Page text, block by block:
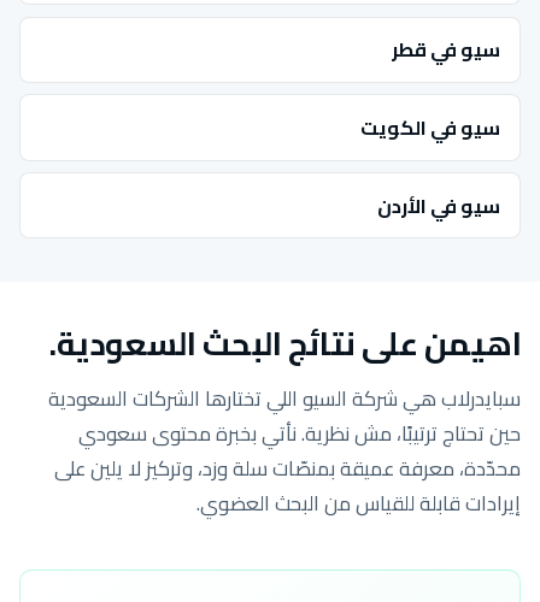
سيو في قطر
سيو في الكويت
سيو في الأردن
اهيمن على نتائج البحث السعودية.
سبايدرلاب هي شركة السيو اللي تختارها الشركات السعودية
حين تحتاج ترتيبًا، مش نظرية. نأتي بخبرة محتوى سعودي
محدّدة، معرفة عميقة بمنصّات سلة وزد، وتركيز لا يلين على
إيرادات قابلة للقياس من البحث العضوي.